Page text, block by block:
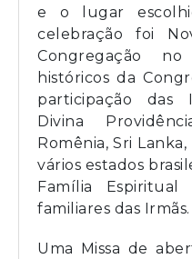
e o lugar
celebração foi
Congregação
históricos da
participação das
Divina
Romênia, Sri
vários estados
Família Espiritual
familiares das Irmãs.
Uma Missa de